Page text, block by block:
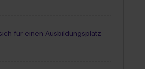
für einen Ausbildungsplatz